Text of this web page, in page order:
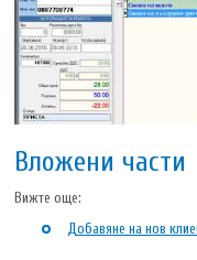
Вложени части
Вижте още:
Добавяне на нов